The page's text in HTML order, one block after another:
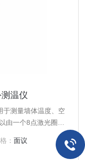
温仪
于测量墙体温度、空
由一个8点激光圈进
： 面议